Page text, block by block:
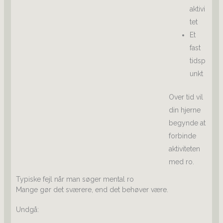
aktivi
tet
Et
fast
tidsp
unkt
Over tid vil
din hjerne
begynde at
forbinde
aktiviteten
med ro.
Typiske fejl når man søger mental ro
Mange gør det sværere, end det behøver være.
Undgå: